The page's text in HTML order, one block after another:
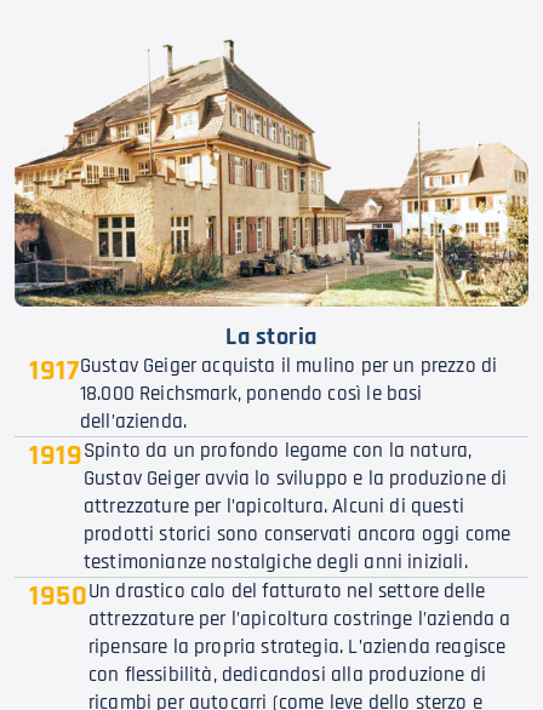
La storia
1917Gustav Geiger acquista il mulino per un prezzo di
18.000 Reichsmark, ponendo così le basi
dell’azienda.
1919Spinto da un profondo legame con la natura,
Gustav Geiger avvia lo sviluppo e la produzione di
attrezzature per l’apicoltura. Alcuni di questi
prodotti storici sono conservati ancora oggi come
testimonianze nostalgiche degli anni iniziali.
1950Un drastico calo del fatturato nel settore delle
attrezzature per l’apicoltura costringe l’azienda a
ripensare la propria strategia. L’azienda reagisce
con flessibilità, dedicandosi alla produzione di
ricambi per autocarri (come leve dello sterzo e